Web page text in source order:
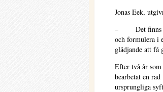
Jonas Eek,
– Det finns ett
och formulera i
glädjande att få
Efter två år som
bearbetat en
ursprungliga